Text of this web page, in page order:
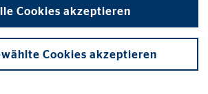
Cookies akzeptieren
Cookies akzeptieren